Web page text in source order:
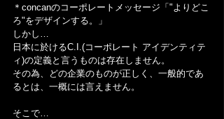
＊concanのコーポレートメッセージ「"よりどこ
ろ"をデザインする。」
しかし…
日本に於けるC.I.(コーポレート アイデンティテ
ィ)の定義と言うものは存在しません。
その為、どの企業のものが正しく、一般的であ
るとは、一概には言えません。
そこで…